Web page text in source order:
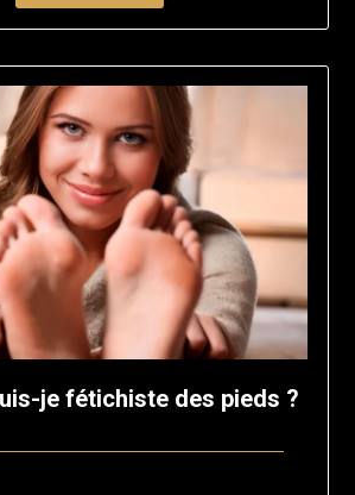
je fétichiste des pieds ?